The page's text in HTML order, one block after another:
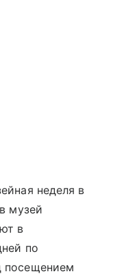
неделя в
музей
в
по
посещением